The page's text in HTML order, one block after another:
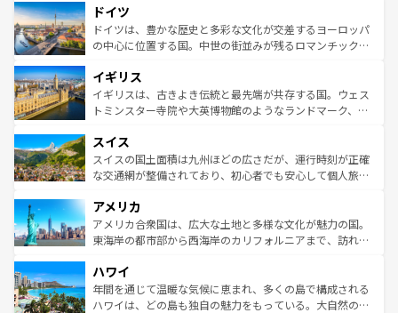
せる。地方によって風土や気候が異なるスペインはその個
性で訪れる人を魅了する。 なお、新着のスペイン情報は コ
ンテンツ一覧を参照してほしい。
で、幅広い魅力が詰まっている。華麗な宮殿、歴史的な大
聖堂、美しいビーチ、そして豊かな自然が、訪れる者を心
から魅了する。また、フランスは美食の国としても知ら
いる。シャンパンの発祥地であるランス、プロヴァンスの
香り高いラベンダー畑など、多彩な楽しみ方が可能だ。さ
らに、パリ以外の地域にも魅力が溢れており、どの街角に
れる地方に足を運ぶとそれぞれで全く異なる文化を体験で
きるだろう。 なお、新着のフランス情報はコンテンツ一覧
を参照してほしい。
ドイツ
ドイツは、豊かな歴史と多彩な文化が交差するヨーロッパ
の中心に位置する国。中世の街並みが残るロマンチック街
顔を持つこの国は、どこを歩いても飽きることがない。ベ
ルリンの文化的活気、バイエルン州のアルプスの絶景、そ
してライン川沿いのワイン畑といった風景は必見。ビール
は、お酒好きな人にはぜひ体験してほしい。 なお、新着の
ドイツ情報はコンテンツ一覧を参照してほしい。
イギリス
イギリスは、古きよき伝統と最先端が共存する国。ウェス
トミンスター寺院や大英博物館のようなランドマーク、歴
リアごとに異なる魅力がある。また、優雅なアフタヌーン
ティー、ビール好きにはたまらない英国パブ、サッカー観
戦など、本場だからこそできる体験も豊富。イギリスを旅
ンツ一覧を参照してほしい。
スイス
スイスの国土面積は九州ほどの広さだが、運行時刻が正確
な交通網が整備されており、初心者でも安心して個人旅行
の建物がそのまま残る町や、スイスならではのユニークな
博物館もあり、アルプス観光だけでなく町歩きも満喫する
ことができる。国民の所得が高いため物価も高いが、旅行
ば市内交通費無料で観光を楽しむこともできる。 なお、新
着のスイス情報はコンテンツ一覧 を参照してほしい。
アメリカ
アメリカ合衆国は、広大な土地と多様な文化が魅力の国。
東海岸の都市部から西海岸のカリフォルニアまで、訪れる
のような巨大都市は、観光、ショッピング、エンターテイ
ンメントが詰まった刺激的なスポットだ。一方、アメリカ
西部には大自然が広がり、グランドキャニオンやイエロー
ハワイ
年間を通じて温暖な気候に恵まれ、多くの島で構成される
ハワイは、どの島も独自の魅力をもっている。大自然の神